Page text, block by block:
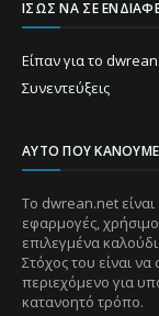
ΊΣΩΣ ΝΑ ΣΕ
Είπαν για το
Συνεντεύξεις
ΑΥΤΌ ΠΟΥ
Το dwrean.net
εφαρμογές,
επιλεγμένα
Στόχος του είναι
περιεχόμενο για
κατανοητό τρόπο.